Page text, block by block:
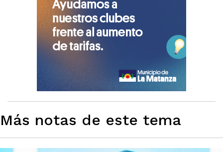
Más notas de este tema